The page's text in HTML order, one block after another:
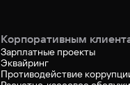
Корпоративным
Зарплатные проекты
Эквайринг
Противодействие